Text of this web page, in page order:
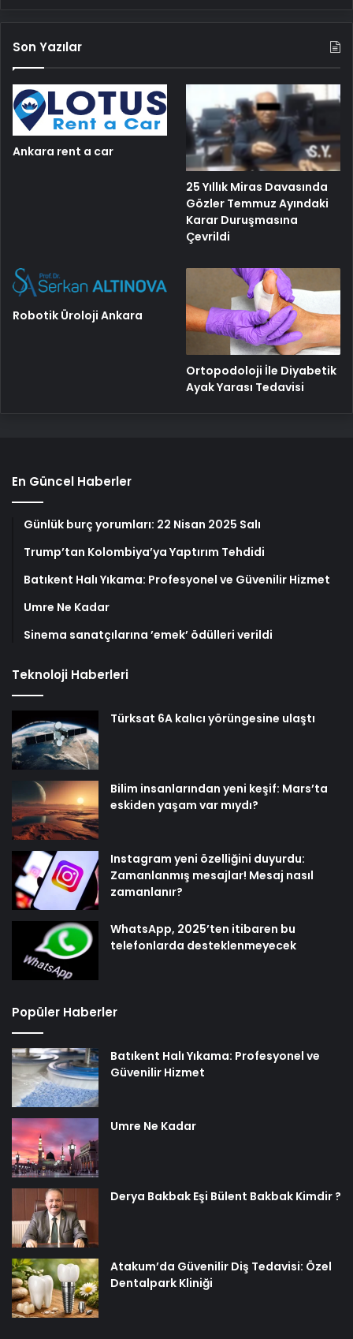
Son Yazılar
Ankara rent a car
25 Yıllık Miras Davasında
Gözler Temmuz Ayındaki
Karar Duruşmasına
Çevrildi
Robotik Üroloji Ankara
Ortopodoloji İle Diyabetik
Ayak Yarası Tedavisi
En Güncel Haberler
Günlük burç yorumları: 22 Nisan 2025 Salı
Trump’tan Kolombiya’ya Yaptırım Tehdidi
Batıkent Halı Yıkama: Profesyonel ve Güvenilir Hizmet
Umre Ne Kadar
Sinema sanatçılarına ’emek’ ödülleri verildi
Teknoloji Haberleri
Türksat 6A kalıcı yörüngesine ulaştı
Bilim insanlarından yeni keşif: Mars’ta
eskiden yaşam var mıydı?
Instagram yeni özelliğini duyurdu:
Zamanlanmış mesajlar! Mesaj nasıl
zamanlanır?
WhatsApp, 2025’ten itibaren bu
telefonlarda desteklenmeyecek
Popüler Haberler
Batıkent Halı Yıkama: Profesyonel ve
Güvenilir Hizmet
Umre Ne Kadar
Derya Bakbak Eşi Bülent Bakbak Kimdir ?
Atakum’da Güvenilir Diş Tedavisi: Özel
Dentalpark Kliniği